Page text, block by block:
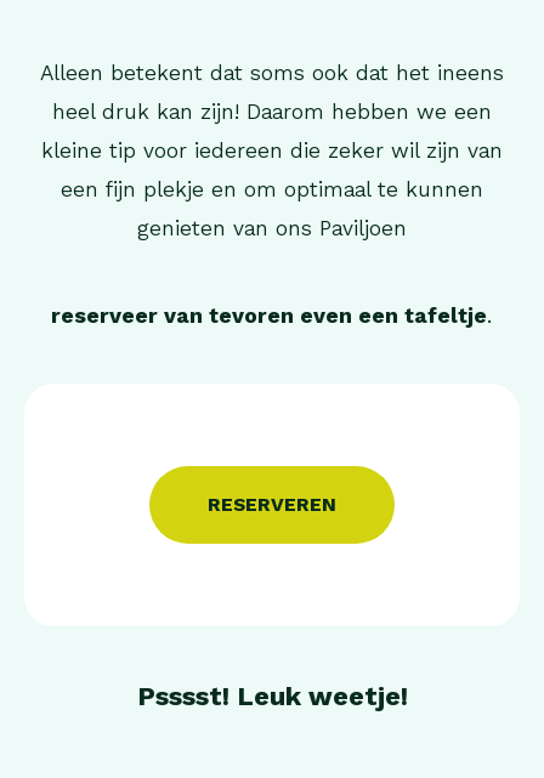
Alleen betekent dat soms ook dat het ineens
heel druk kan zijn! Daarom hebben we een
kleine tip voor iedereen die zeker wil zijn van
een fijn plekje en om optimaal te kunnen
genieten van ons Paviljoen
reserveer van tevoren even een tafeltje.
RESERVEREN
Psssst! Leuk weetje!